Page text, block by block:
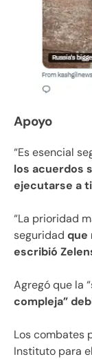
Apoyo
“Es esencial
los acuerdos
ejecutarse a
“La prioridad
seguridad que
escribió
Agregó que la
compleja”
Los combates
Instituto para